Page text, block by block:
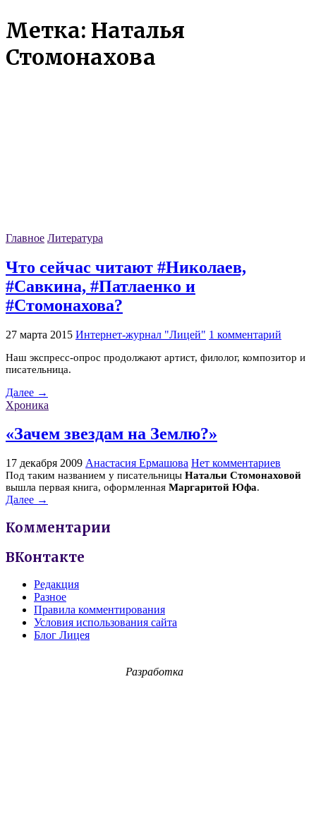
Метка: Наталья
Стомонахова
Главное Литература
Что сейчас читают #Николаев,
#Савкина, #Патлаенко и
#Стомонахова?
27 марта 2015 Интернет-журнал "Лицей" 1 комментарий
Наш экспресс-опрос продолжают артист, филолог, композитор и
писательница.
Далее →
Хроника
«Зачем звездам на Землю?»
17 декабря 2009 Анастасия Ермашова Нет комментариев
Под таким названием у писательницы Натальи Стомонаховой
вышла первая книга, оформленная Маргаритой Юфа.
Далее →
Комментарии
ВКонтакте
Редакция
Разное
Правила комментирования
Условия использования сайта
Блог Лицея
Разработка